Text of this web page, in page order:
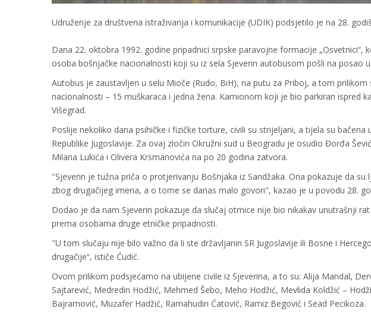
Udruženje za društvena istraživanja i komunikacije (UDIK) podsjetilo je na 28.
Dana 22. oktobra 1992. godine pripadnici srpske paravojne formacije
osoba bošnjačke nacionalnosti koji su iz sela Sjeverin autobusom pošli na posao
Autobus je zaustavljen u selu Mioče (Rudo, BiH), na putu za Priboj, a tom
nacionalnosti – 15 muškaraca i jedna žena. Kamionom koji je bio parkiran ispred
Višegrad.
Poslije nekoliko dana psihičke i fizičke torture, civili su strijeljani, a tijela su bačena
Republike Jugoslavije. Za ovaj zločin Okružni sud u Beogradu je osudio Đorđa
Milana Lukića i Olivera Krsmanovića na po 20 godina zatvora.
"Sjeverin je tužna priča o protjerivanju Bošnjaka iz Sandžaka. Ona pokazuje da
zbog drugačijeg imena, a o tome se danas malo govori", kazao je u povodu 28.
Dodao je da nam Sjeverin pokazuje da slučaj otmice nije bio nikakav unutrašnji
prema osobama druge etničke pripadnosti.
"U tom slučaju nije bilo važno da li ste državljanin SR Jugoslavije ili Bosne i
drugačije“, ističe Ćudić.
Ovom prilikom podsjećamo na ubijene civile iz Sjeverina, a to su: Alija Mandal,
Sajtarević, Medredin Hodžić, Mehmed Šebo, Meho Hodžić, Mevlida Koldžić –
Bajramović, Muzafer Hadžić, Ramahudin Ćatović, Ramiz Begović i Sead Pecikoza.